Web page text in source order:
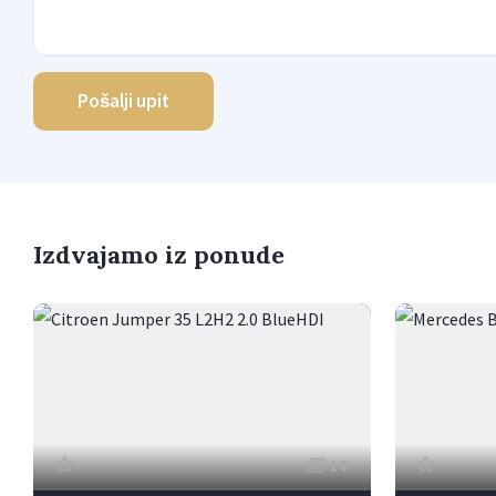
Pošalji upit
Izdvajamo iz ponude
14